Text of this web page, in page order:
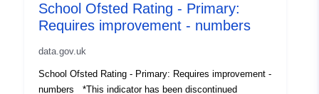
School Ofsted Rating - Primary:
Requires improvement - numbers
data.gov.uk
School Ofsted Rating - Primary: Requires improvement -
numbers *This indicator has been discontinued